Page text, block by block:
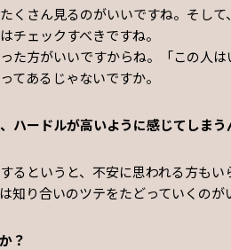
くさん見るのがいいですね。そし
チェックすべきですね。
た方がいいですからね。「この人
てあるじゃないですか。
ハードルが高いように感じてしまう
るというと、不安に思われる方もい
知り合いのツテをたどっていくのが
？